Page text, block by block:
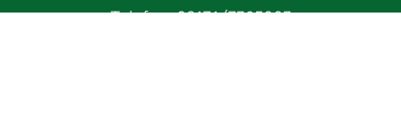
Telefon:02171/7385003